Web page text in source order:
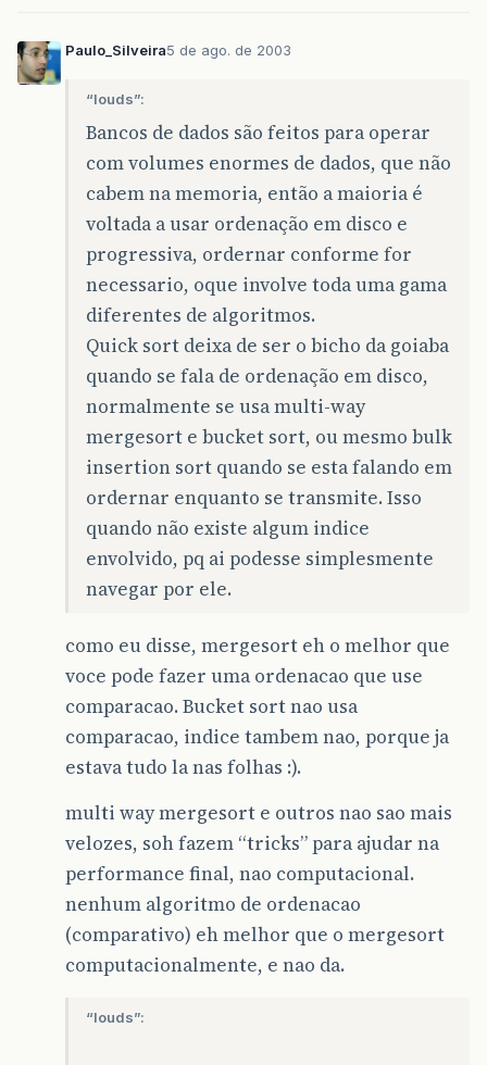
Paulo_Silveira5 de ago. de 2003
“louds”:
Bancos de dados são feitos para operar
com volumes enormes de dados, que não
cabem na memoria, então a maioria é
voltada a usar ordenação em disco e
progressiva, ordernar conforme for
necessario, oque involve toda uma gama
diferentes de algoritmos.
Quick sort deixa de ser o bicho da goiaba
quando se fala de ordenação em disco,
normalmente se usa multi-way
mergesort e bucket sort, ou mesmo bulk
insertion sort quando se esta falando em
ordernar enquanto se transmite. Isso
quando não existe algum indice
envolvido, pq ai podesse simplesmente
navegar por ele.
como eu disse, mergesort eh o melhor que
voce pode fazer uma ordenacao que use
comparacao. Bucket sort nao usa
comparacao, indice tambem nao, porque ja
estava tudo la nas folhas :).
multi way mergesort e outros nao sao mais
velozes, soh fazem “tricks” para ajudar na
performance final, nao computacional.
nenhum algoritmo de ordenacao
(comparativo) eh melhor que o mergesort
computacionalmente, e nao da.
“louds”: